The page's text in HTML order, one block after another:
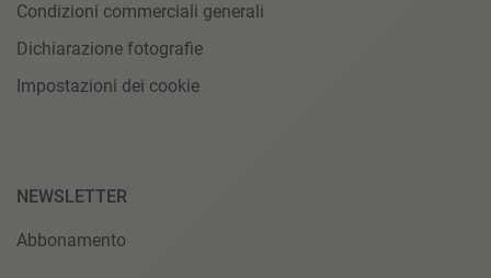
Condizioni commerciali generali
Dichiarazione fotografie
Impostazioni dei cookie
NEWSLETTER
Abbonamento